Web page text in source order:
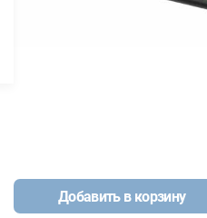
Добавить в корзину